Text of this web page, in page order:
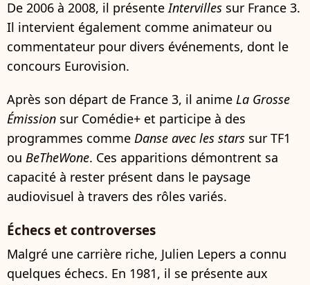
De 2006 à 2008, il présenteIntervilles sur France 3.
Il intervient également comme animateur ou
commentateur pour divers événements, dont le
concours Eurovision.
Après son départ de France 3, il anime La Grosse
Émission sur Comédie+ et participe à des
programmes comme Danse avec les stars sur TF1
ou BeTheWone. Ces apparitions démontrent sa
capacité à rester présent dans le paysage
audiovisuel à travers des rôles variés.
Échecs et controverses
Malgré une carrière riche, Julien Lepers a connu
quelques échecs. En 1981, il se présente aux